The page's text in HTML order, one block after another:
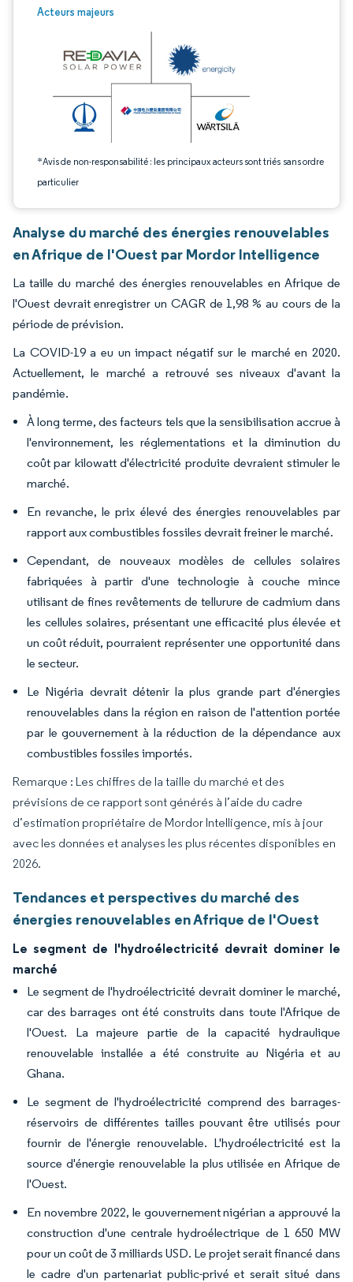
Acteurs majeurs
*Avis de non-responsabilité : les principaux acteurs sont triés sans ordre
particulier
Image © Mordor Intelligence. La réutilisation nécessite une attribution sous CC
Analyse du marché des énergies renouvelables
en Afrique de l'Ouest par Mordor Intelligence
La taille du marché des énergies renouvelables en Afrique de
l'Ouest devrait enregistrer un CAGR de 1,98 % au cours de la
période de prévision.
La COVID-19 a eu un impact négatif sur le marché en 2020.
Actuellement, le marché a retrouvé ses niveaux d'avant la
pandémie.
À long terme, des facteurs tels que la sensibilisation accrue à
l'environnement, les réglementations et la diminution du
coût par kilowatt d'électricité produite devraient stimuler le
marché.
En revanche, le prix élevé des énergies renouvelables par
rapport aux combustibles fossiles devrait freiner le marché.
Cependant, de nouveaux modèles de cellules solaires
fabriquées à partir d'une technologie à couche mince
utilisant de fines revêtements de tellurure de cadmium dans
les cellules solaires, présentant une efficacité plus élevée et
un coût réduit, pourraient représenter une opportunité dans
le secteur.
Le Nigéria devrait détenir la plus grande part d'énergies
renouvelables dans la région en raison de l'attention portée
par le gouvernement à la réduction de la dépendance aux
combustibles fossiles importés.
Remarque : Les chiffres de la taille du marché et des
prévisions de ce rapport sont générés à l’aide du cadre
d’estimation propriétaire de Mordor Intelligence, mis à jour
avec les données et analyses les plus récentes disponibles en
2026.
Tendances et perspectives du marché des
énergies renouvelables en Afrique de l'Ouest
Le segment de l'hydroélectricité devrait dominer le
marché
Le segment de l'hydroélectricité devrait dominer le marché,
car des barrages ont été construits dans toute l'Afrique de
l'Ouest. La majeure partie de la capacité hydraulique
renouvelable installée a été construite au Nigéria et au
Ghana.
Le segment de l'hydroélectricité comprend des barrages-
réservoirs de différentes tailles pouvant être utilisés pour
fournir de l'énergie renouvelable. L'hydroélectricité est la
source d'énergie renouvelable la plus utilisée en Afrique de
l'Ouest.
En novembre 2022, le gouvernement nigérian a approuvé la
construction d'une centrale hydroélectrique de 1 650 MW
pour un coût de 3 milliards USD. Le projet serait financé dans
le cadre d'un partenariat public-privé et serait situé dans